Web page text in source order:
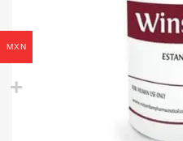
MXN